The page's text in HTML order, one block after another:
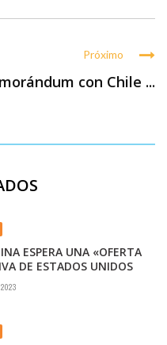
Próximo
con Chile ...
ESPERA UNA «OFERTA
DE ESTADOS UNIDOS
16”